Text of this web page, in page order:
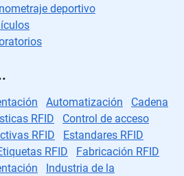
deportivo
Automatización
Cadena
RFID
Control de acceso
RFID
Estandares RFID
RFID
Fabricación RFID
Industria de la